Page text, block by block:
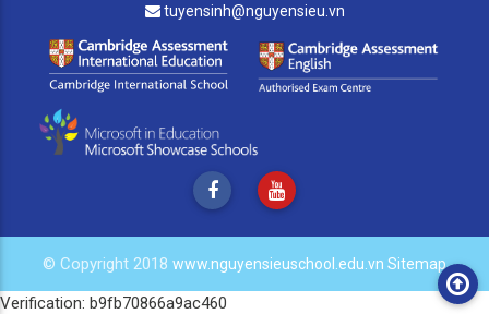
tuyensinh@nguyensieu.vn
© Copyright 2018 www.nguyensieuschool.edu.vn Sitemap
Verification: b9fb70866a9ac460